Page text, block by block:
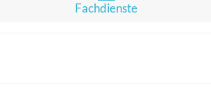
Fachdienste